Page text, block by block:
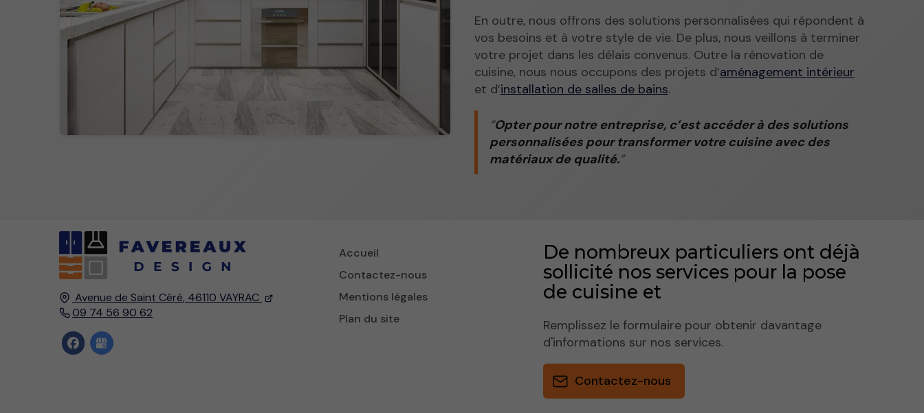
En outre, nous offrons des solutions personnalisées qui répondent à
vos besoins et à votre style de vie. De plus, nous veillons à terminer
votre projet dans les délais convenus. Outre la rénovation de
cuisine, nous nous occupons des projets d’aménagement intérieur
et d’installation de salles de bains.
Opter pour notre entreprise, c’est accéder à des solutions
personnalisées pour transformer votre cuisine avec des
matériaux de qualité.
Avenue de Saint Céré, 46110 VAYRAC
09 74 56 90 62
Accueil
Contactez-nous
Mentions légales
Plan du site
De nombreux particuliers ont déjà
sollicité nos services pour la pose
de cuisine et
Remplissez le formulaire pour obtenir davantage
d'informations sur nos services.
Contactez-nous